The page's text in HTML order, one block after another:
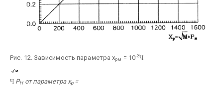
Рис. 12. Зависимость параметра xрм = 10-3Ч
Ч РНот параметра xр=